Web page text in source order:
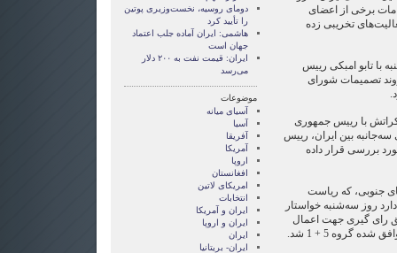
برخی از اعضای
تخریبی زده
با تابو امبکی رییس
تصمیمات شورای
با رییس جمهوری
بین ایران، رییس
گروه ‪۱+ ۵‬ را مورد بررسی قرار داده
جنوبی، که ریاست
روز سه‌شنبه خواستار
تعویق رای گیری جهت اعمال
گروه 5 + 1 شد.
دومای روسیه، نخست‌وزیری پوتین
را تأیید کرد
هاشمی: ایران آماده جلب اعتماد
جهان است
ایران: قیمت نفت به ۲۰۰ دلار
می‌رسد
موضوعات
آسيای ميانه
آسیا
آفریقا
آمریکا
اروپا
افغانستان
امریکای لاتین
انتخابات
ايران و آمريکا
ايران و اروپا
ایران
ایران- بریتانیا